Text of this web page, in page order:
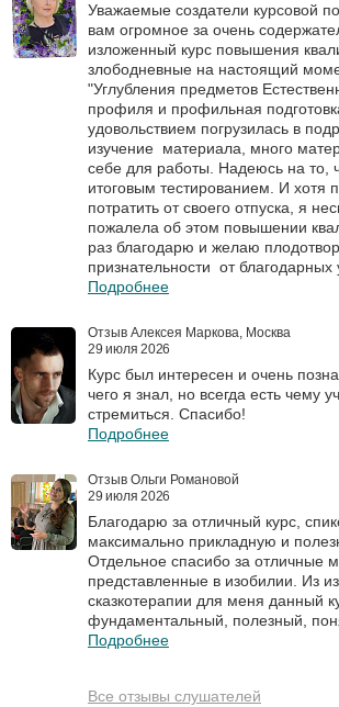
Уважаемые создатели курсовой
вам огромное за очень
изложенный курс повышения
злободневные на настоящий
"Углубления предметов
профиля и профильная
удовольствием погрузилась в
изучение материала, много
себе для работы. Надеюсь на то,
итоговым тестированием. И хотя
потратить от своего отпуска, я
пожалела об этом повышении
раз благодарю и желаю
признательности от благодарных
Подробнее
Отзыв Алексея Маркова, Москва
29 июля 2026
Курс был интересен и очень
чего я знал, но всегда есть чему
стремиться. Спасибо!
Подробнее
Отзыв Ольги Романовой
29 июля 2026
Благодарю за отличный курс,
максимально прикладную и
Отдельное спасибо за отличные
представленные в изобилии. Из
сказкотерапии для меня данный
фундаментальный, полезный,
Подробнее
Все отзывы слушателей